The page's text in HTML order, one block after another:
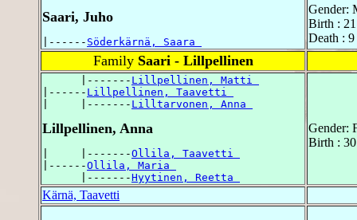
Saari, Juho
|------ Söderkärnä, Saara
Gender:
Birth :
Death :
Family Saari - Lillpellinen
      |-------
Lillpellinen, Matti
|------ Lillpellinen, Taavetti
|     |------- Lilltarvonen, Anna
Lillpellinen, Anna
|     |-------Ollila, Taavetti
|------Ollila, Maria
      |-------
Hyytinen, Reetta
Gender:
Birth :
Kärnä, Taavetti